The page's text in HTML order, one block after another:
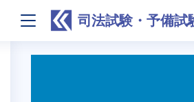
司法試験・予備試